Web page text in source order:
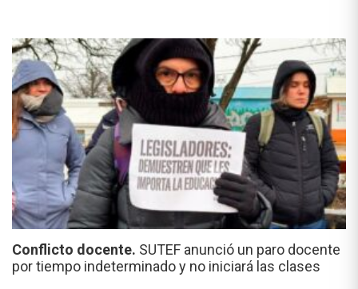
Conflicto docente. SUTEF anunció un paro docente
por tiempo indeterminado y no iniciará las clases